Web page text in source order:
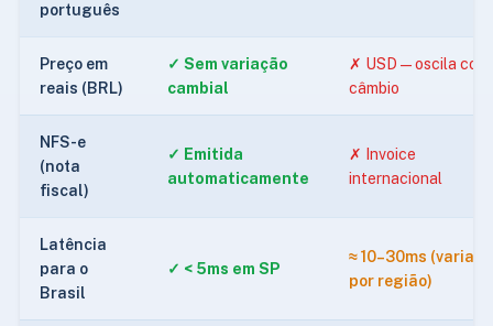
português
Preço em
reais (BRL)
✓ Sem variação
cambial
✗ USD — oscila com
câmbio
NFS-e
(nota
fiscal)
✓ Emitida
automaticamente
✗ Invoice
internacional
Latência
para o
Brasil
✓ < 5ms em SP
≈ 10–30ms (varia
por região)